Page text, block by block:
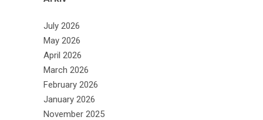
July 2026
May 2026
April 2026
March 2026
February 2026
January 2026
November 2025